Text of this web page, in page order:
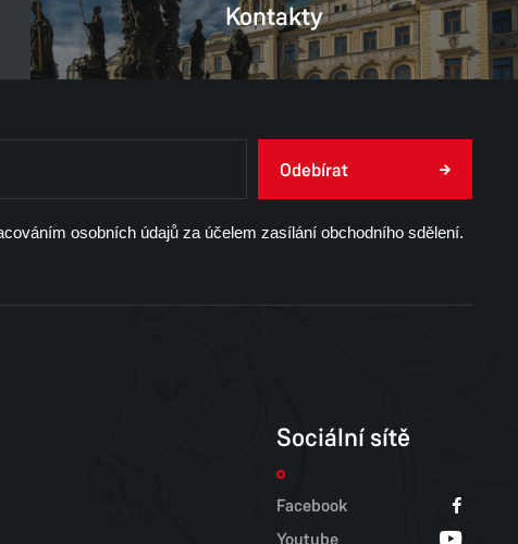
Kontakty
Odebírat
osobních údajů za účelem zasílání obchodního sdělení.
Sociální sítě
Facebook
Youtube